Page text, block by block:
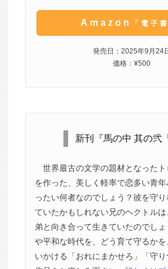
Amazon 「電子
発売日：2025年9月24
価格：¥500
新刊『馬の中 其の弐
世界最古の文学の題材となった
を作った、美しく軽率で恋多い青
ったい何者なのでしょう？彼を守
ていたかもしれない兄のヘクトル
弟と向き合って生きていたのでし
や平和な時代を、どう育て守るか
いかける「おれにまかせろ」「守